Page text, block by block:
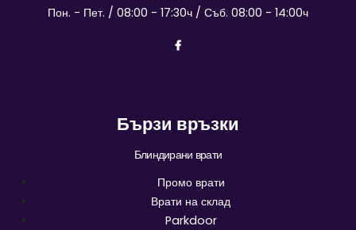
Пон. - Пет. / 08:00 - 17:30ч / Съб. 08:00 - 14:00ч
Бързи връзки
Блиндирани врати
Промо врати
Врати на склад
Parkdoor